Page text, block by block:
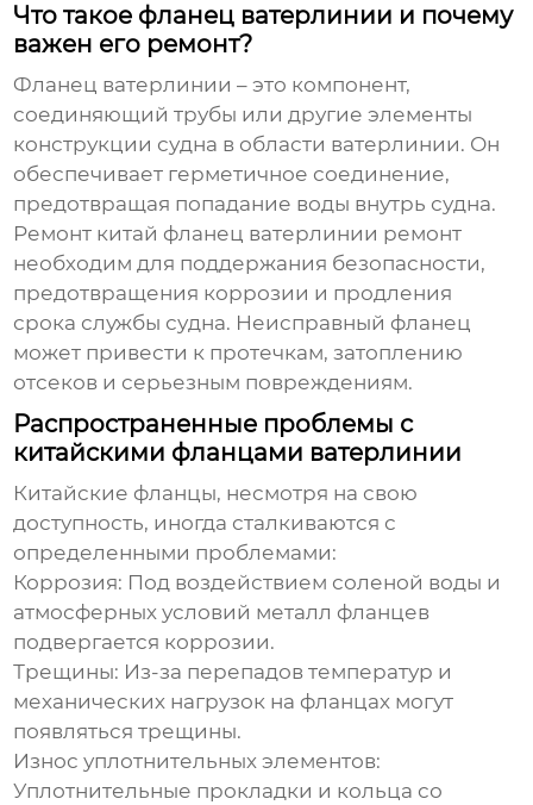
Что такое фланец ватерлинии и почему
важен его ремонт?
Фланец ватерлинии – это компонент,
соединяющий трубы или другие элементы
конструкции судна в области ватерлинии. Он
обеспечивает герметичное соединение,
предотвращая попадание воды внутрь судна.
Ремонт китай фланец ватерлинии ремонт
необходим для поддержания безопасности,
предотвращения коррозии и продления
срока службы судна. Неисправный фланец
может привести к протечкам, затоплению
отсеков и серьезным повреждениям.
Распространенные проблемы с
китайскими фланцами ватерлинии
Китайские фланцы, несмотря на свою
доступность, иногда сталкиваются с
определенными проблемами:
Коррозия: Под воздействием соленой воды и
атмосферных условий металл фланцев
подвергается коррозии.
Трещины: Из-за перепадов температур и
механических нагрузок на фланцах могут
появляться трещины.
Износ уплотнительных элементов:
Уплотнительные прокладки и кольца со